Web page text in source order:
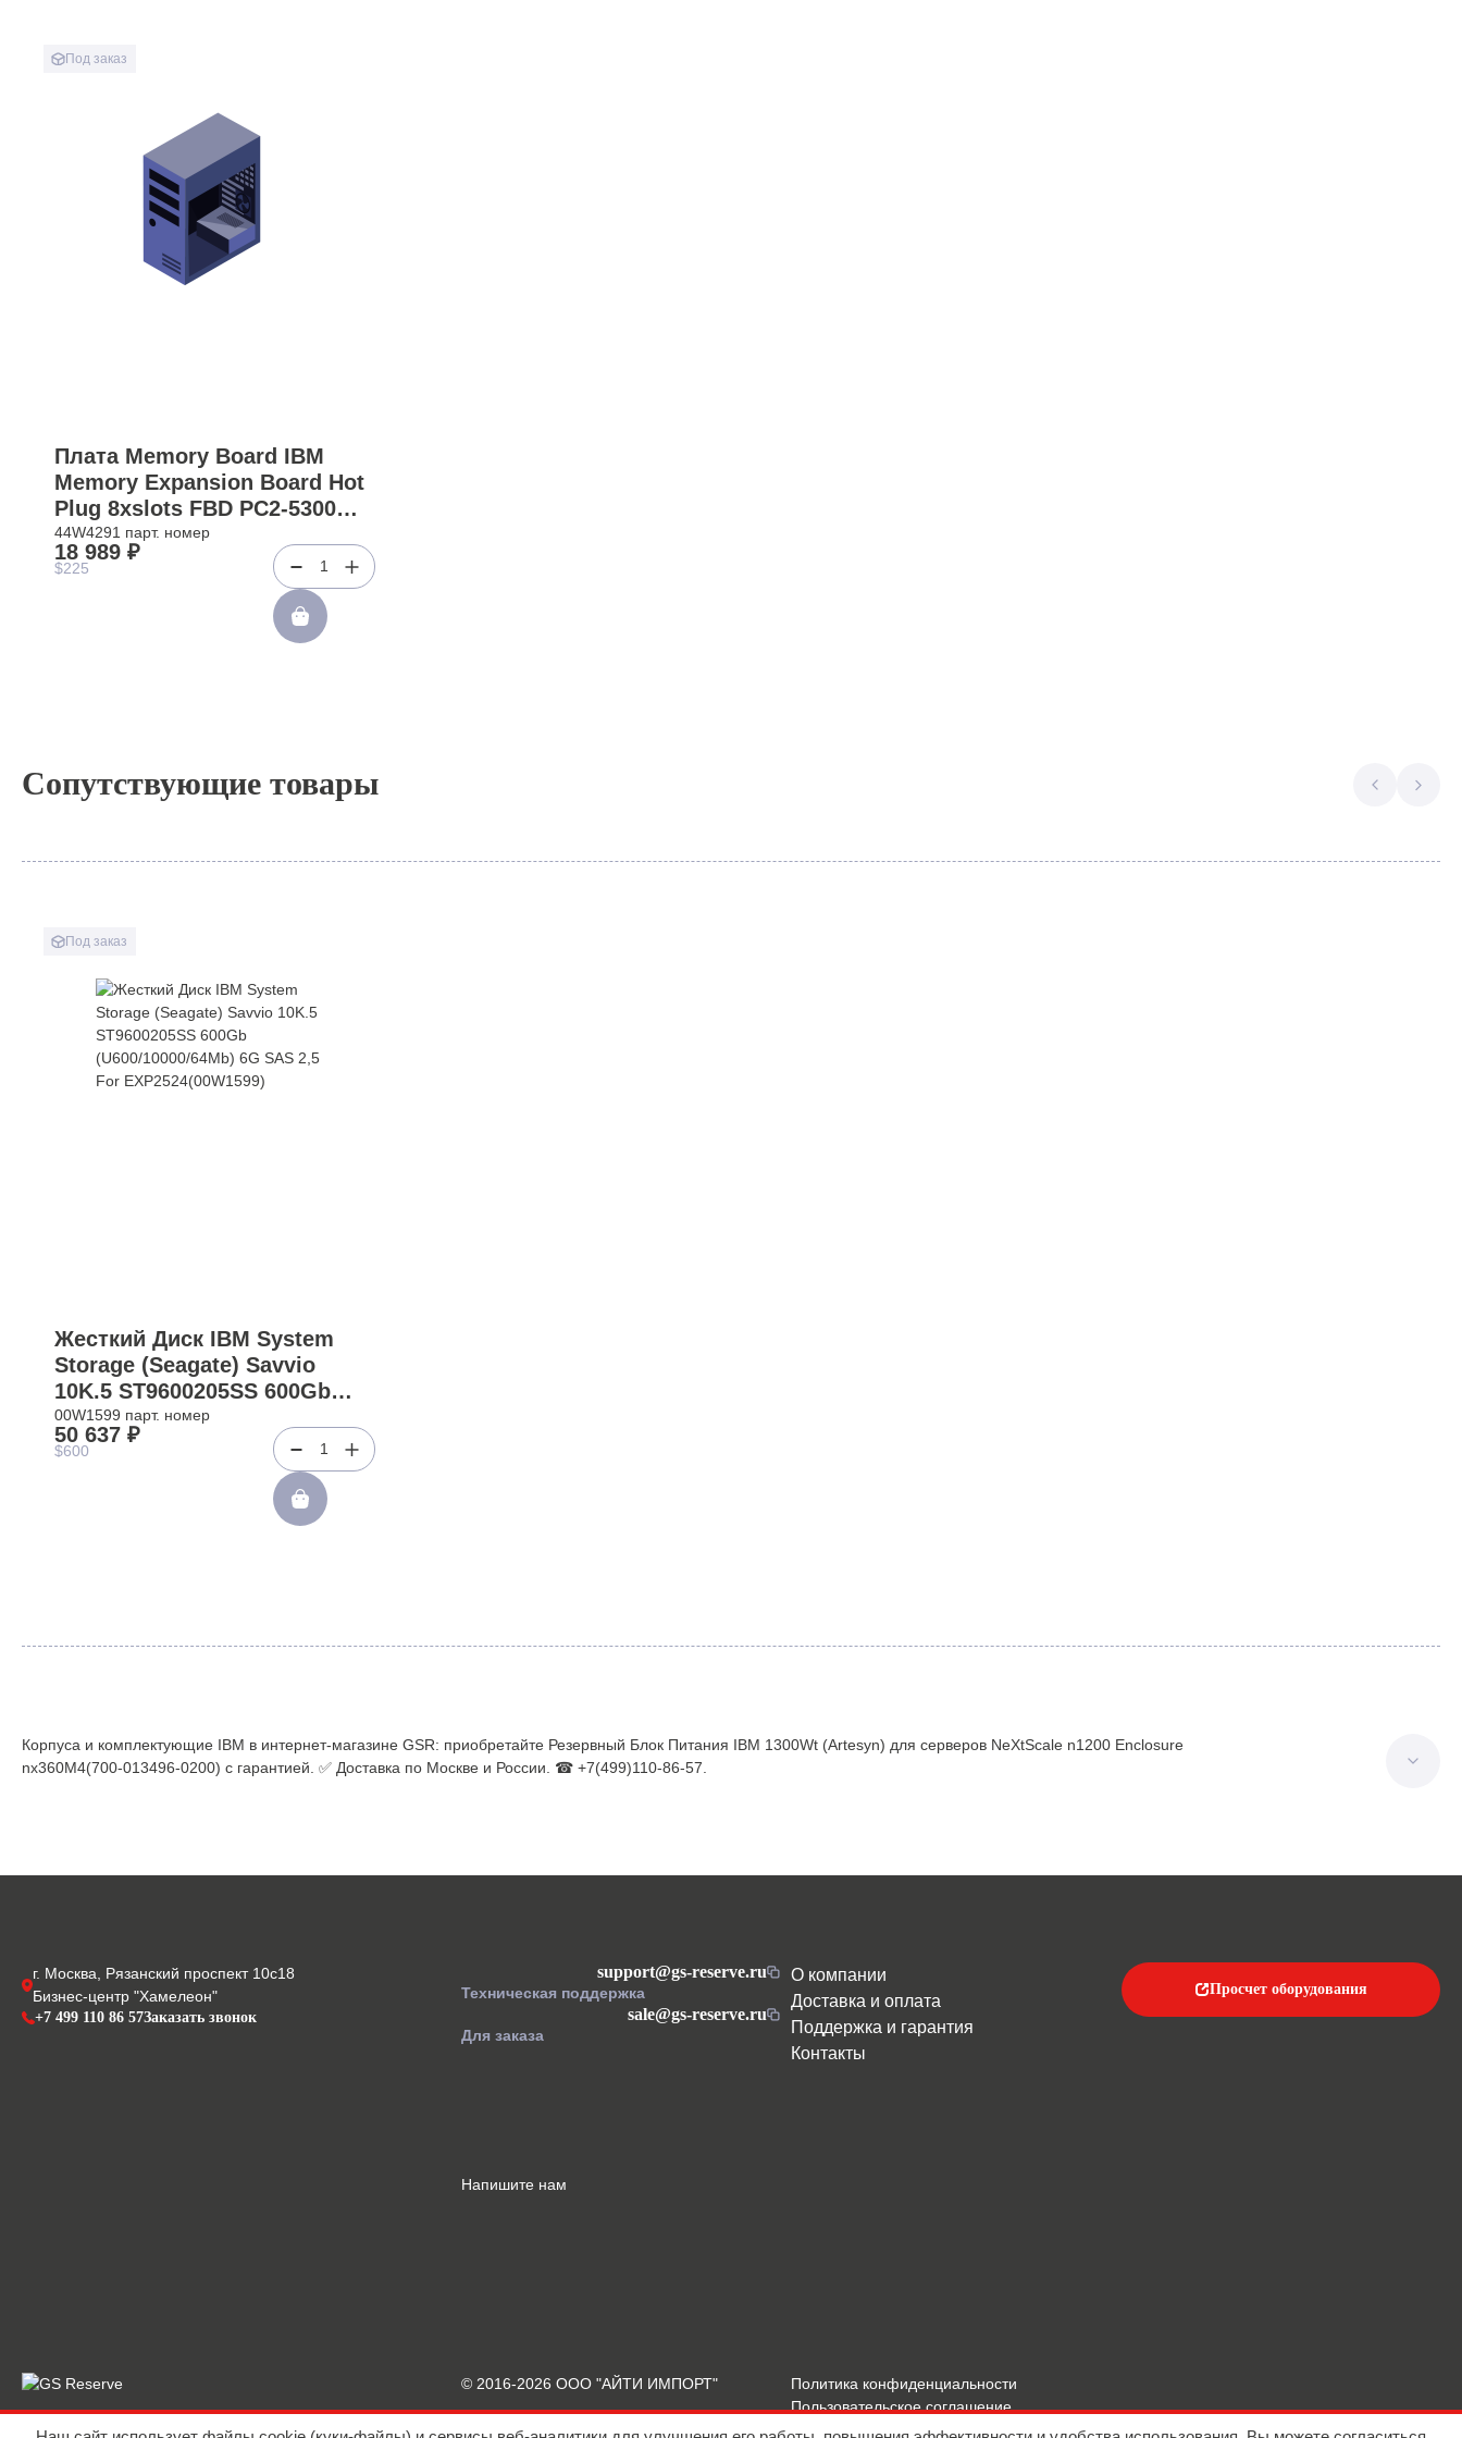
Под заказ
Плата Memory Board IBM
Memory Expansion Board Hot
Plug 8xslots FBD PC2-5300
For xSeries X3850M2
X3950M2(44W4291)
44W4291 парт. номер
18 989 ₽
$225 1
Сопутствующие товары
Под заказ
Жесткий Диск IBM System
Storage (Seagate) Savvio
10K.5 ST9600205SS 600Gb
(U600/10000/64Mb) 6G SAS 2,5
For EXP2524(00W1599)
00W1599 парт. номер
50 637 ₽
$600 1
Корпуса и комплектующие IBM в интернет-магазине GSR: приобретайте Резервный Блок Питания IBM 1300Wt (Artesyn) для серверов NeXtScale n1200 Enclosure
nx360M4(700-013496-0200) с гарантией. ✅ Доставка по Москве и России. ☎ +7(499)110-86-57.
г. Москва, Рязанский проспект 10с18
Бизнес-центр "Хамелеон"
+7 499 110 86 57Заказать звонок
support@gs-reserve.ru
Техническая поддержка
sale@gs-reserve.ru
Для заказа
О компании
Доставка и оплата
Поддержка и гарантия
Контакты
Просчет оборудования
Напишите нам
© 2016-2026 ООО "АЙТИ ИМПОРТ"
Политика конфиденциальности
Пользовательское соглашение
Подробнее о Cookies